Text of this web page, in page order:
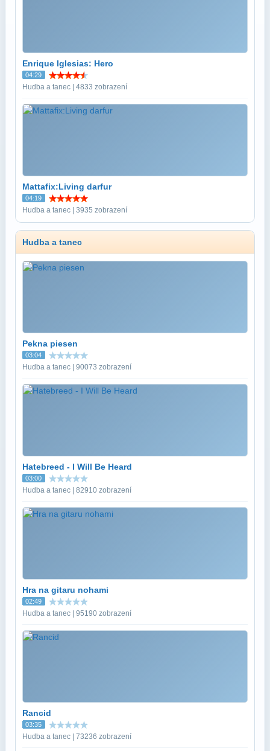
Enrique Iglesias: Hero
04:29
Hudba a tanec | 4833 zobrazení
Mattafix:Living darfur
04:19
Hudba a tanec | 3935 zobrazení
Hudba a tanec
Pekna piesen
03:04
Hudba a tanec | 90073 zobrazení
Hatebreed - I Will Be Heard
03:00
Hudba a tanec | 82910 zobrazení
Hra na gitaru nohami
02:49
Hudba a tanec | 95190 zobrazení
Rancid
03:35
Hudba a tanec | 73236 zobrazení